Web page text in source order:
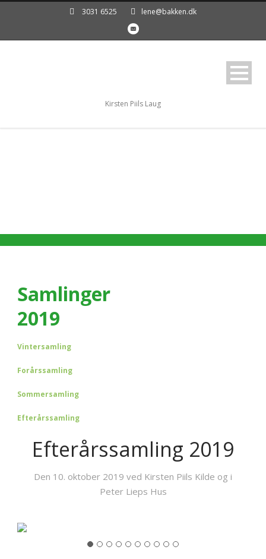
3031 6525 lene@bakken.dk
Kirsten Piils Laug
Samlinger
2019
Vintersamling
Forårssamling
Sommersamling
Efterårssamling
Efterårssamling 2019
Den 10. oktober 2019 ved Kirsten Piils Kilde og i
Peter Lieps Hus